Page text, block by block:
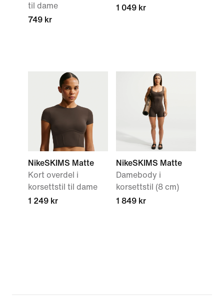
til dame
749 kr
1 049 kr
NikeSKIMS Matte
Kort overdel i
korsettstil til dame
1 249 kr
NikeSKIMS Matte
Damebody i
korsettstil (8 cm)
1 849 kr